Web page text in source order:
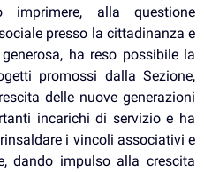
alla questione
presso la cittadinanza e
ha reso possibile la
promossi dalla Sezione,
delle nuove generazioni
incarichi di servizio e ha
i vincoli associativi e
dando impulso alla crescita